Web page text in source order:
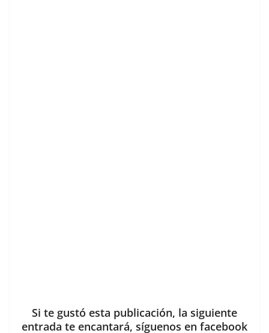
Si te gustó esta publicación, la siguiente
entrada te encantará, síguenos en facebook